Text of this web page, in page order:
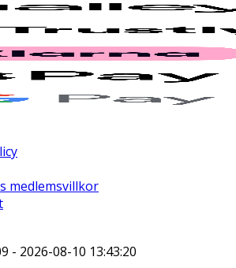
medlemsvillkor
- 2026-08-10 13:43:20